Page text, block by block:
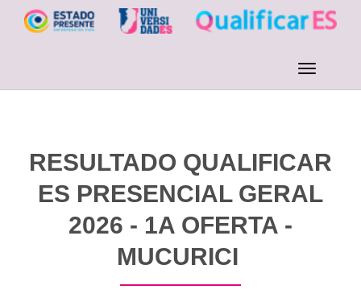
RESULTADO QUALIFICAR
ES PRESENCIAL GERAL
2026 - 1A OFERTA -
MUCURICI